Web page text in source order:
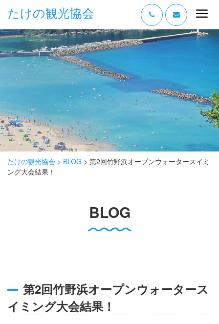
たけの観光協会
“たけの” の魅力
過ごし方
みどころ
泊まる
おみやげ
グルメ
Q O
たけの観光協会 > BLOG > 第2回竹野浜オープンウォータースイミ
ング大会結果！
BLOG
第2回竹野浜オープンウォータース
イミング大会結果！